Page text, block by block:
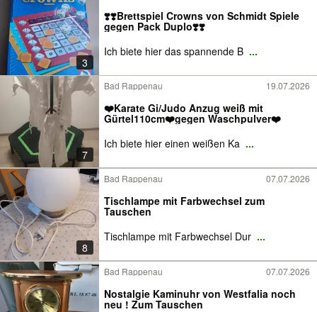
3
❣️❣️Brettspiel Crowns von Schmidt Spiele
gegen Pack Duplo❣️❣️
Ich biete hier das spannende B ...
7
Bad Rappenau 19.07.2026
❤️Karate Gi/Judo Anzug weiß mit
Gürtel110cm❤️gegen Waschpulver❤️
Ich biete hier einen weißen Ka ...
8
Bad Rappenau 07.07.2026
Tischlampe mit Farbwechsel zum
Tauschen
Tischlampe mit Farbwechsel Dur ...
Bad Rappenau 07.07.2026
Nostalgie Kaminuhr von Westfalia noch
neu ! Zum Tauschen